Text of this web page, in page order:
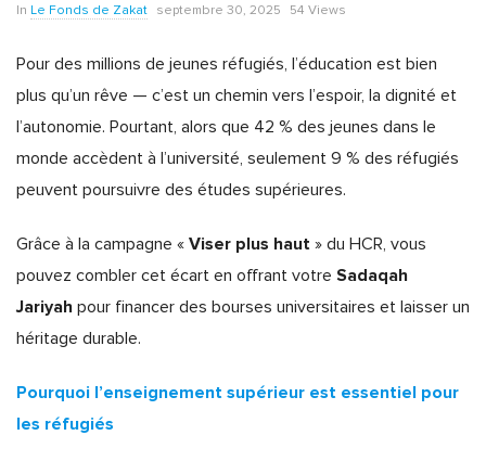
In Le Fonds de Zakat septembre 30, 2025 54 Views
Pour des millions de jeunes réfugiés, l’éducation est bien
plus qu’un rêve — c’est un chemin vers l’espoir, la dignité et
l’autonomie. Pourtant, alors que 42 % des jeunes dans le
monde accèdent à l’université, seulement 9 % des réfugiés
peuvent poursuivre des études supérieures.
Grâce à la campagne « Viser plus haut » du HCR, vous
pouvez combler cet écart en offrant votre Sadaqah
Jariyah pour financer des bourses universitaires et laisser un
héritage durable.
Pourquoi l’enseignement supérieur est essentiel pour
les réfugiés